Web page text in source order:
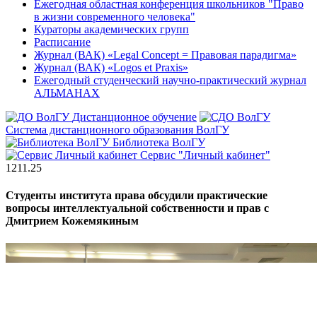
Ежегодная областная конференция школьников "Право
в жизни современного человека"
Кураторы академических групп
Расписание
Журнал (ВАК) «Legal Concept = Правовая парадигма»
Журнал (ВАК) «Logos et Praxis»
Ежегодный студенческий научно-практический журнал
АЛЬМАНАХ
Дистанционное обучение
Система дистанционного образования ВолГУ
Библиотека ВолГУ
Сервис "Личный кабинет"
1211.25
Студенты института права обсудили практические
вопросы интеллектуальной собственности и прав с
Дмитрием Кожемякиным